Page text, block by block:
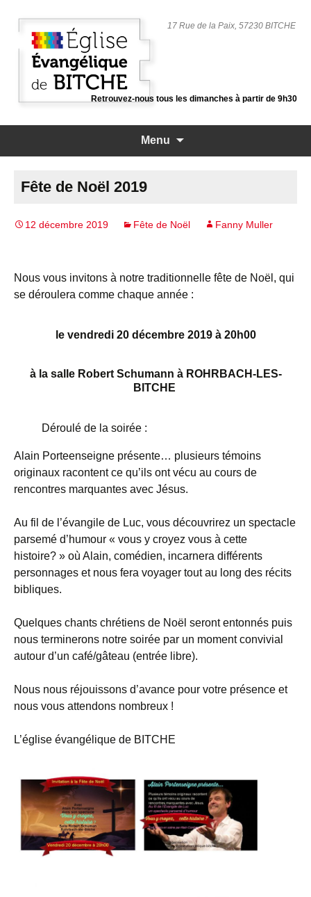
Retrouvez-nous tous les dimanches à partir de 9h30
17 Rue de la Paix, 57230 BITCHE
Menu
Fête de Noël 2019
12 décembre 2019 Fête de Noël Fanny Muller
Nous vous invitons à notre traditionnelle fête de Noël, qui
se déroulera comme chaque année :
le vendredi 20 décembre 2019 à 20h00
à la salle Robert Schumann à ROHRBACH-LES-
BITCHE
Déroulé de la soirée :
Alain Porteenseigne présente… plusieurs témoins
originaux racontent ce qu’ils ont vécu au cours de
rencontres marquantes avec Jésus.
Au fil de l’évangile de Luc, vous découvrirez un spectacle
parsemé d’humour « vous y croyez vous à cette
histoire? » où Alain, comédien, incarnera différents
personnages et nous fera voyager tout au long des récits
bibliques.
Quelques chants chrétiens de Noël seront entonnés puis
nous terminerons notre soirée par un moment convivial
autour d’un café/gâteau (entrée libre).
Nous nous réjouissons d’avance pour votre présence et
nous vous attendons nombreux !
L’église évangélique de BITCHE